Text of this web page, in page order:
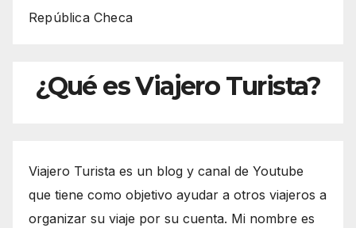
República Checa
¿Qué es Viajero Turista?
Viajero Turista es un blog y canal de Youtube
que tiene como objetivo ayudar a otros viajeros a
organizar su viaje por su cuenta. Mi nombre es